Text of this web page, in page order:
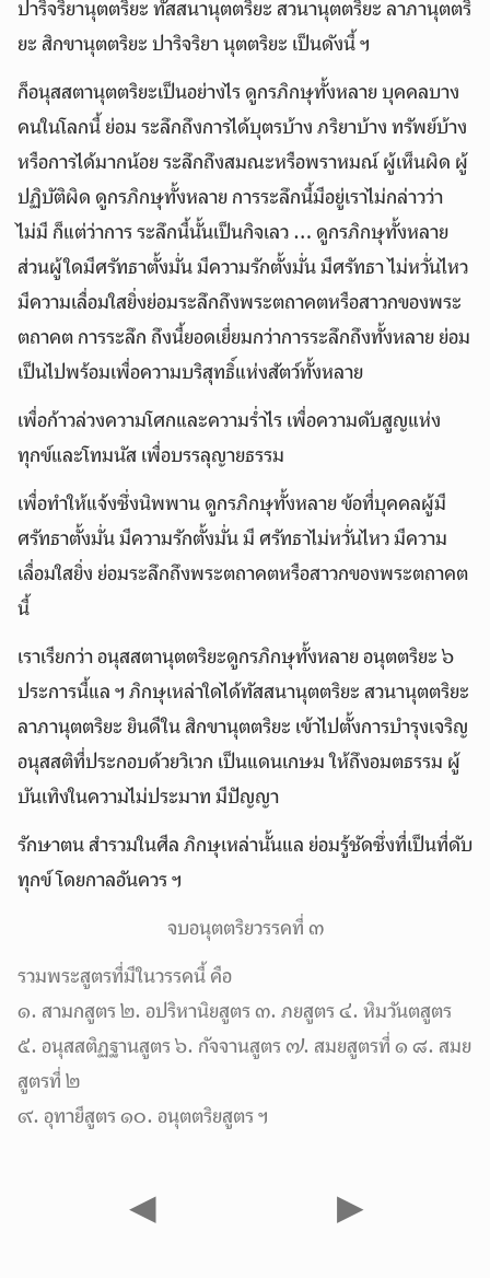
ปาริจริยานุตตริยะ ทัสสนานุตตริยะ สวนานุตตริยะ ลาภานุตตริ
ยะ สิกขานุตตริยะ ปาริจริยา นุตตริยะ เป็นดังนี้ ฯ
ก็อนุสสตานุตตริยะเป็นอย่างไร ดูกรภิกษุทั้งหลาย บุคคลบาง
คนในโลกนี้ ย่อม ระลึกถึงการได้บุตรบ้าง ภริยาบ้าง ทรัพย์บ้าง
หรือการได้มากน้อย ระลึกถึงสมณะหรือพราหมณ์ ผู้เห็นผิด ผู้
ปฏิบัติผิด ดูกรภิกษุทั้งหลาย การระลึกนี้มีอยู่เราไม่กล่าวว่า
ไม่มี ก็แต่ว่าการ ระลึกนี้นั้นเป็นกิจเลว … ดูกรภิกษุทั้งหลาย
ส่วนผู้ใดมีศรัทธาตั้งมั่น มีความรักตั้งมั่น มีศรัทธา ไม่หวั่นไหว
มีความเลื่อมใสยิ่งย่อมระลึกถึงพระตถาคตหรือสาวกของพระ
ตถาคต การระลึก ถึงนี้ยอดเยี่ยมกว่าการระลึกถึงทั้งหลาย ย่อม
เป็นไปพร้อมเพื่อความบริสุทธิ์แห่งสัตว์ทั้งหลาย
เพื่อก้าวล่วงความโศกและความร่ำไร เพื่อความดับสูญแห่ง
ทุกข์และโทมนัส เพื่อบรรลุญายธรรม
เพื่อทำให้แจ้งซึ่งนิพพาน ดูกรภิกษุทั้งหลาย ข้อที่บุคคลผู้มี
ศรัทธาตั้งมั่น มีความรักตั้งมั่น มี ศรัทธาไม่หวั่นไหว มีความ
เลื่อมใสยิ่ง ย่อมระลึกถึงพระตถาคตหรือสาวกของพระตถาคต
นี้
เราเรียกว่า อนุสสตานุตตริยะดูกรภิกษุทั้งหลาย อนุตตริยะ ๖
ประการนี้แล ฯ ภิกษุเหล่าใดได้ทัสสนานุตตริยะ สวนานุตตริยะ
ลาภานุตตริยะ ยินดีใน สิกขานุตตริยะ เข้าไปตั้งการบำรุงเจริญ
อนุสสติที่ประกอบด้วยวิเวก เป็นแดนเกษม ให้ถึงอมตธรรม ผู้
บันเทิงในความไม่ประมาท มีปัญญา
รักษาตน สำรวมในศีล ภิกษุเหล่านั้นแล ย่อมรู้ชัดซึ่งที่เป็นที่ดับ
ทุกข์ โดยกาลอันควร ฯ
จบอนุตตริยวรรคที่ ๓
รวมพระสูตรที่มีในวรรคนี้ คือ
๑. สามกสูตร ๒. อปริหานิยสูตร ๓. ภยสูตร ๔. หิมวันตสูตร
๕. อนุสสติฏฐานสูตร ๖. กัจจานสูตร ๗. สมยสูตรที่ ๑ ๘. สมย
สูตรที่ ๒
๙. อุทายีสูตร ๑๐. อนุตตริยสูตร ฯ
◀ ▶